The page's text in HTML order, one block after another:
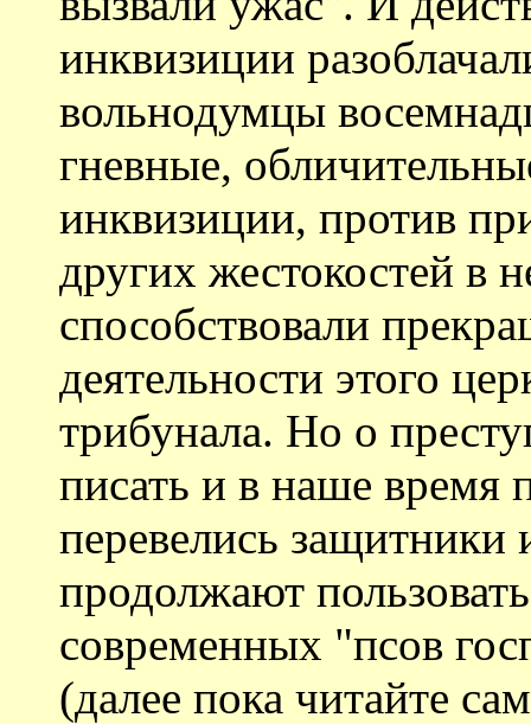
инквизиции
вольнодумцы
гневные,
инквизиции, против
других жестокостей в
способствовали
деятельности этого
трибунала. Но о
писать и в наше время
перевелись
продолжают
современных "псов
(далее пока читайте